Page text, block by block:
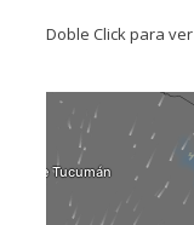
Doble Click para ver